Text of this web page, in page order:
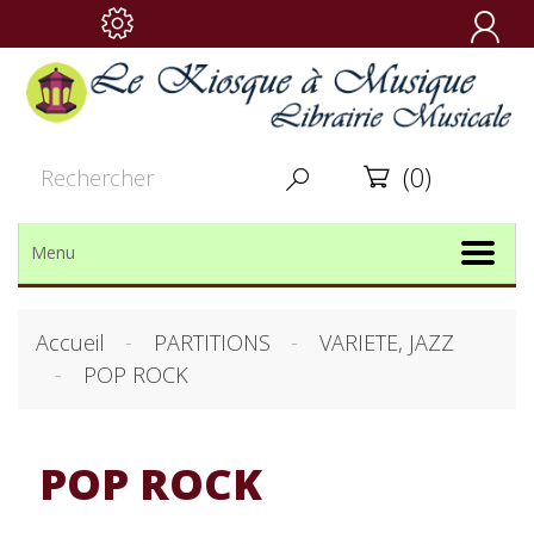

  (0)
Menu
Accueil PARTITIONS
VARIETE, JAZZ
POP ROCK
POP ROCK